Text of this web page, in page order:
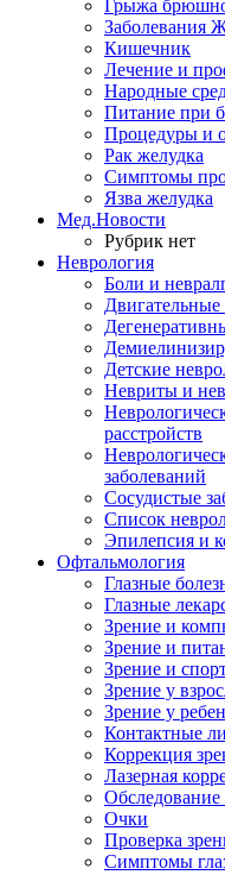
Грыжа
Заболевания
Кишечник
Лечение и
Народные
Питание при
Процедуры и
Рак желудка
Симптомы
Язва желудка
Мед.Новости
Рубрик нет
Неврология
Боли и
Двигательные
Детские
Невриты и
расстройств
заболеваний
Сосудистые
Список
Эпилепсия и
Офтальмология
Глазные
Глазные
Зрение и
Зрение и
Зрение и
Зрение у
Зрение у
Контактные
Коррекция
Лазерная
Обследование
Очки
Проверка
Симптомы